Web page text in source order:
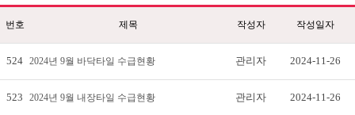
번호 제목 작성자 작성일자
524 2024년 9월 바닥타일 수급현황 관리자 2024-11-26
523 2024년 9월 내장타일 수급현황 관리자 2024-11-26